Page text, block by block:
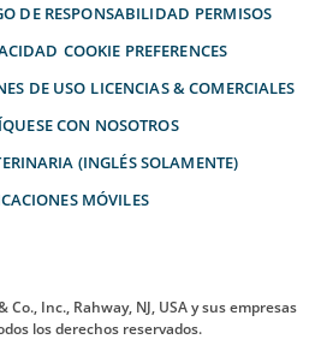
DE RESPONSABILIDAD PERMISOS
COOKIE PREFERENCES
DE USO LICENCIAS & COMERCIALES
CON NOSOTROS
(INGLÉS SOLAMENTE)
MÓVILES
Co., Inc., Rahway, NJ, USA y sus empresas
los derechos reservados.